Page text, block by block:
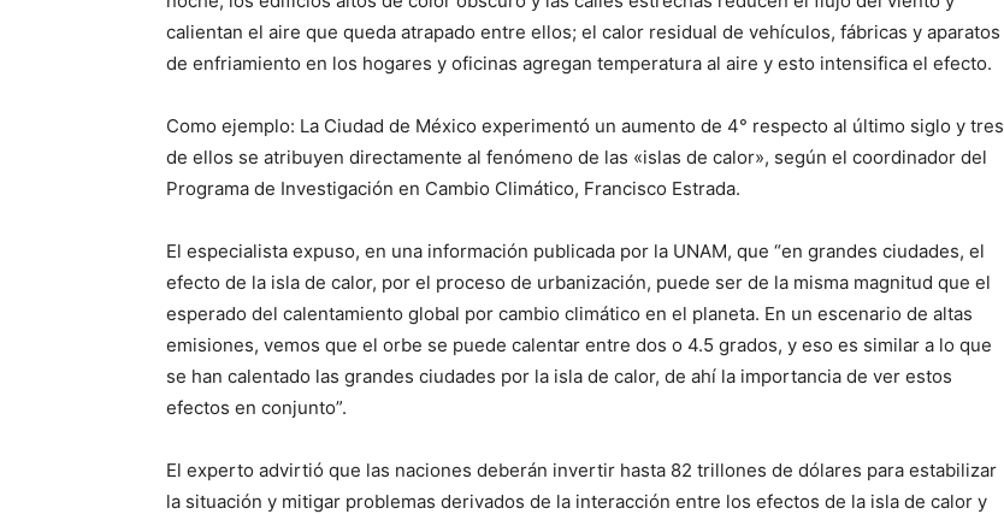
calientan el aire que queda atrapado entre ellos; el calor residual de vehículos, fábricas y aparatos
de enfriamiento en los hogares y oficinas agregan temperatura al aire y esto intensifica el efecto.
Como ejemplo: La Ciudad de México experimentó un aumento de 4° respecto al último siglo y tres
de ellos se atribuyen directamente al fenómeno de las «islas de calor», según el coordinador del
Programa de Investigación en Cambio Climático, Francisco Estrada.
El especialista expuso, en una información publicada por la UNAM, que “en grandes ciudades, el
efecto de la isla de calor, por el proceso de urbanización, puede ser de la misma magnitud que el
esperado del calentamiento global por cambio climático en el planeta. En un escenario de altas
emisiones, vemos que el orbe se puede calentar entre dos o 4.5 grados, y eso es similar a lo que
se han calentado las grandes ciudades por la isla de calor, de ahí la importancia de ver estos
efectos en conjunto”.
El experto advirtió que las naciones deberán invertir hasta 82 trillones de dólares para estabilizar
la situación y mitigar problemas derivados de la interacción entre los efectos de la isla de calor y